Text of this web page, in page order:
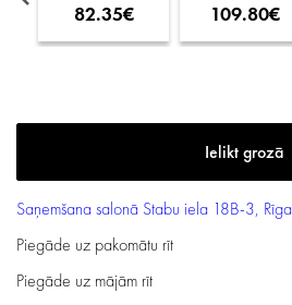
82.35€ 109.80€
Saņemšana salonā Stabu iela 18B-3, Rīga
Piegāde uz pakomātu rīt
Piegāde uz mājām rīt